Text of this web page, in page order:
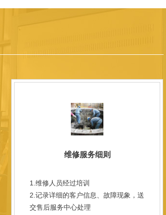
维修服务细则
1.维修人员经过培训
2.记录详细的客户信息、故障现象，送
交售后服务中心处理